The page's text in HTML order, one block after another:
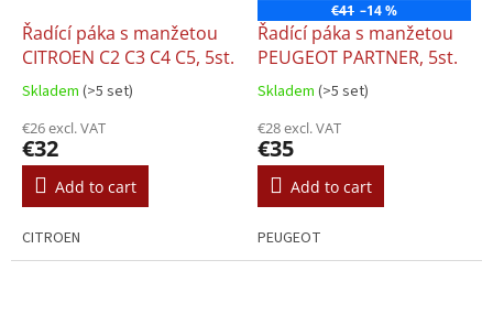
Řadící páka s manžetou
CITROEN C2 C3 C4 C5, 5st.
Skladem (>5 set)
€26 excl. VAT
€32
Add to cart
CITROEN
€41 –14 %
Řadící páka s manžetou
PEUGEOT PARTNER, 5st.
Skladem (>5 set)
€28 excl. VAT
€35
Add to cart
PEUGEOT